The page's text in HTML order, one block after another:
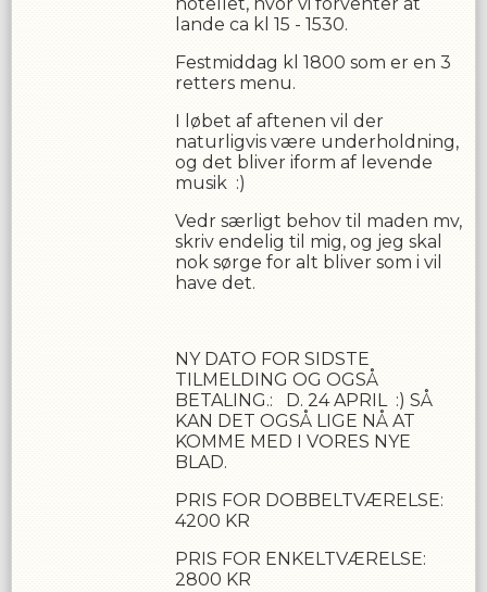
lande ca kl 15 - 1530.
Festmiddag kl 1800 som er en 3
retters menu.
I løbet af aftenen vil der
naturligvis være underholdning,
og det bliver iform af levende
musik :)
Vedr særligt behov til maden mv,
skriv endelig til mig, og jeg skal
nok sørge for alt bliver som i vil
have det.
NY DATO FOR SIDSTE
TILMELDING OG OGSÅ
BETALING.: D. 24 APRIL :) SÅ
KAN DET OGSÅ LIGE NÅ AT
KOMME MED I VORES NYE
BLAD.
PRIS FOR DOBBELTVÆRELSE:
4200 KR
PRIS FOR ENKELTVÆRELSE:
2800 KR